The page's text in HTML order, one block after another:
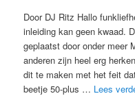
Door DJ Ritz Hallo
inleiding kan geen kwaad.
geplaatst door onder meer
anderen zijn heel erg
dit te maken met het feit
beetje 50-plus … Lees